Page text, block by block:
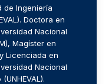
de Ingeniería
Doctora en
Nacional
Magíster en
Licenciada en
Nacional